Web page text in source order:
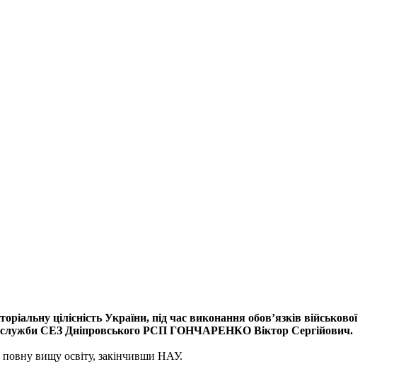
цілісність України, під час виконання обов’язків військової
служби СЕЗ Дніпровського РСП ГОНЧАРЕНКО Віктор Сергійович.
повну вищу освіту, закінчивши НАУ.